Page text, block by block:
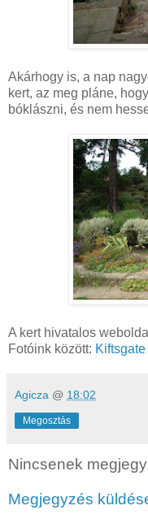
Akárhogy is, a nap
kert, az meg pláne,
bóklászni, és nem
A kert hivatalos
Fotóink között:
Agicza @ 18:02
Megosztás
Nincsenek
Megjegyzés